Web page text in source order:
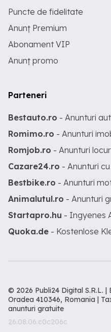
Puncte de fidelitate
Anunț Premium
Abonament VIP
Anunț promo
Parteneri
Bestauto.ro - Anunturi
Romimo.ro - Anunturi
Romjob.ro - Anunturi
Cazare24.ro - Anunturi
Bestbike.ro - Anunturi
Animalutul.ro - Anunturi
Startapro.hu - Ingyenes
Quoka.de - Kostenlose
© 2026 Publi24 Digital S.R.L.
Oradea 410346, Romania |
anunturi gratuite
26.08.06.c0c206c